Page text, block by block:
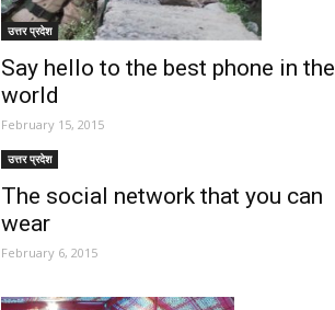
उत्तर प्रदेश
Say hello to the best phone in the
world
February 15, 2015
उत्तर प्रदेश
The social network that you can
wear
February 6, 2015